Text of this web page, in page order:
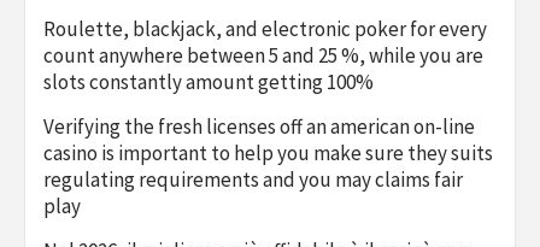
Roulette, blackjack, and electronic poker for every
count anywhere between 5 and 25 %, while you are
slots constantly amount getting 100%
Verifying the fresh licenses off an american on-line
casino is important to help you make sure they suits
regulating requirements and you may claims fair
play